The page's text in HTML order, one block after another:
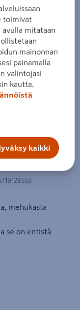
mehukasta
se on entistä
toimivat
avulla mitataan
mainonnan
painamalla
valintojasi
kautta.
kaikki